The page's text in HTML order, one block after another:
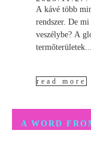
A kávé több
rendszer. De
veszélybe? A
termőterületek...
read more
A WORD